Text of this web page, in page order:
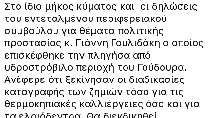
Στο ίδιο μήκος κύματος και οι δηλώσεις
του εντεταλμένου περιφερειακού
συμβούλου για θέματα πολιτικής
προστασίας κ. Γιάννη Γουλιδάκη ο οποίος
επισκέφθηκε την πληγήσα από
υδροστρόβιλο περιοχή του Γούδουρα.
Ανέφερε ότι ξεκίνησαν οι διαδικασίες
καταγραφής των ζημιών τόσο για τις
θερμοκηπιακές καλλιέργειες όσο και για